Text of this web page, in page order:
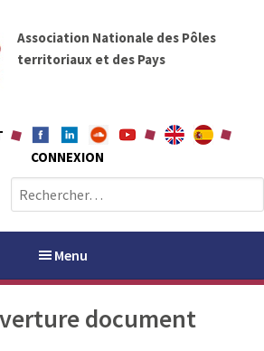
Association Nationale des Pôles
territoriaux et des Pays
CONNEXION
e
c
c
Menu
document